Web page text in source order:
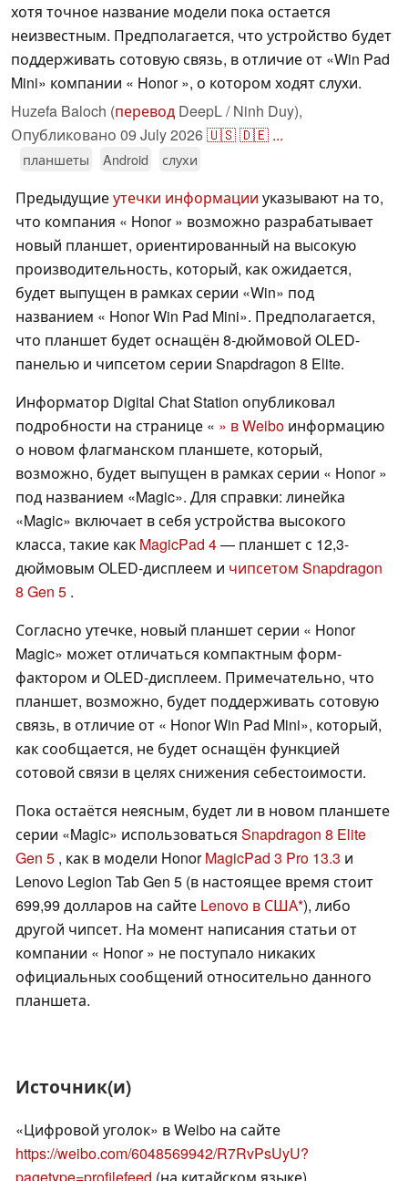
хотя точное название модели пока остается
неизвестным. Предполагается, что устройство будет
поддерживать сотовую связь, в отличие от «Win Pad
Mini» компании « Honor », о котором ходят слухи.
Huzefa Baloch (перевод DeepL / Ninh Duy),
Опубликовано 09 July 2026🇺🇸🇩🇪 ...
планшеты Android слухи
Предыдущиеутечки информации указывают на то,
что компания « Honor » возможно разрабатывает
новый планшет, ориентированный на высокую
производительность, который, как ожидается,
будет выпущен в рамках серии «Win» под
названием « Honor Win Pad Mini». Предполагается,
что планшет будет оснащён 8-дюймовой OLED-
панелью и чипсетом серии Snapdragon 8 Elite.
Информатор Digital Chat Station опубликовал
подробности на странице « » в Weibo информацию
о новом флагманском планшете, который,
возможно, будет выпущен в рамках серии « Honor »
под названием «Magic». Для справки: линейка
«Magic» включает в себя устройства высокого
класса, такие как MagicPad 4— планшет с 12,3-
дюймовым OLED-дисплеем и чипсетом Snapdragon
8 Gen 5 .
Согласно утечке, новый планшет серии « Honor
Magic» может отличаться компактным форм-
фактором и OLED-дисплеем. Примечательно, что
планшет, возможно, будет поддерживать сотовую
связь, в отличие от « Honor Win Pad Mini», который,
как сообщается, не будет оснащён функцией
сотовой связи в целях снижения себестоимости.
Пока остаётся неясным, будет ли в новом планшете
серии «Magic» использоваться Snapdragon 8 Elite
Gen 5 , как в модели HonorMagicPad 3 Pro 13.3 и
Lenovo Legion Tab Gen 5 (в настоящее время стоит
699,99 долларов на сайте Lenovo в США ), либо
другой чипсет. На момент написания статьи от
компании « Honor » не поступало никаких
официальных сообщений относительно данного
планшета.
Источник(и)
«Цифровой уголок» в Weibo на сайте
https://weibo.com/6048569942/R7RvPsUyU?